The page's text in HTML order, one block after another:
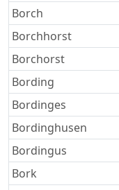
Borch
Borchhorst
Borchorst
Bording
Bordinges
Bordinghusen
Bordingus
Bork